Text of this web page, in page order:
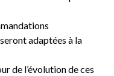
adaptées à la
de l’évolution de ces